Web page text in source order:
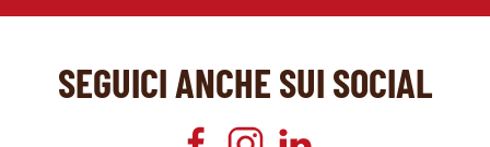
SEGUICI ANCHE SUI SOCIAL